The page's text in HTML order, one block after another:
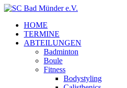
HOME
TERMINE
ABTEILUNGEN
Badminton
Boule
Fitness
Bodystyling